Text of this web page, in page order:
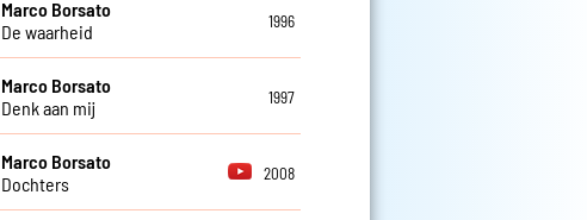
Marco Borsato
De waarheid
1996
Marco Borsato
Denk aan mij
1997
Marco Borsato
Dochters
2008